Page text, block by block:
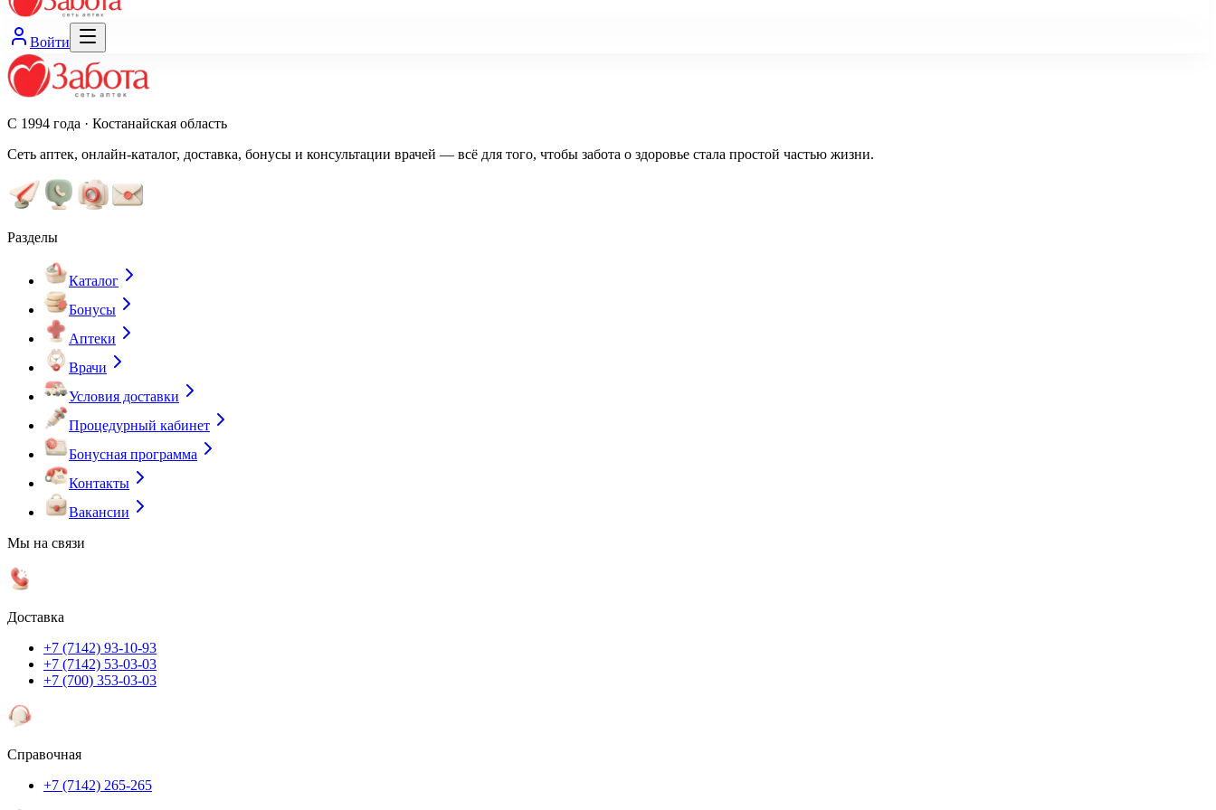
Войти
С 1994 года · Костанайская область
Сеть аптек, онлайн-каталог, доставка, бонусы и консультации врачей — всё для того, чтобы забота о здоровье стала простой частью жизни.
Разделы
Каталог
Бонусы
Аптеки
Врачи
Условия доставки
Процедурный кабинет
Бонусная программа
Контакты
Вакансии
Мы на связи
Доставка
+7 (7142) 93-10-93
+7 (7142) 53-03-03
+7 (700) 353-03-03
Справочная
+7 (7142) 265-265